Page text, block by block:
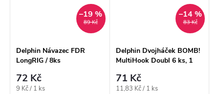
89 Kč
–19 %
Delphin Návazec FDR
LongRIG / 8ks
72 Kč
Měrná
9 Kč / 1 ks
83 Kč
–14 %
Delphin Dvojháček BOMB!
MultiHook Doubl 6 ks, 1
71 Kč
Měrná
11,83 Kč / 1 ks